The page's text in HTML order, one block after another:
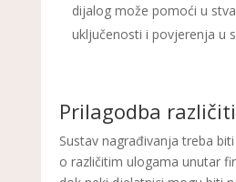
dijalog može pomoći u
uključenosti i povjerenja u
Prilagodba
Sustav nagrađivanja treba
o različitim ulogama unutar